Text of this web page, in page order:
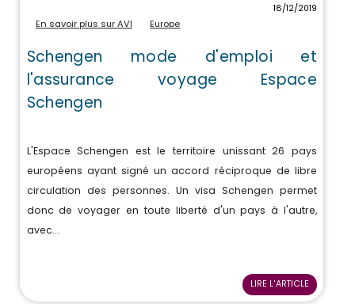
18/12/2019
En savoir plus sur AVI Europe
Schengen mode d'emploi et
l'assurance voyage Espace
Schengen
L'Espace Schengen est le territoire unissant 26 pays
européens ayant signé un accord réciproque de libre
circulation des personnes. Un visa Schengen permet
donc de voyager en toute liberté d'un pays à l'autre,
avec...
LIRE L'ARTICLE